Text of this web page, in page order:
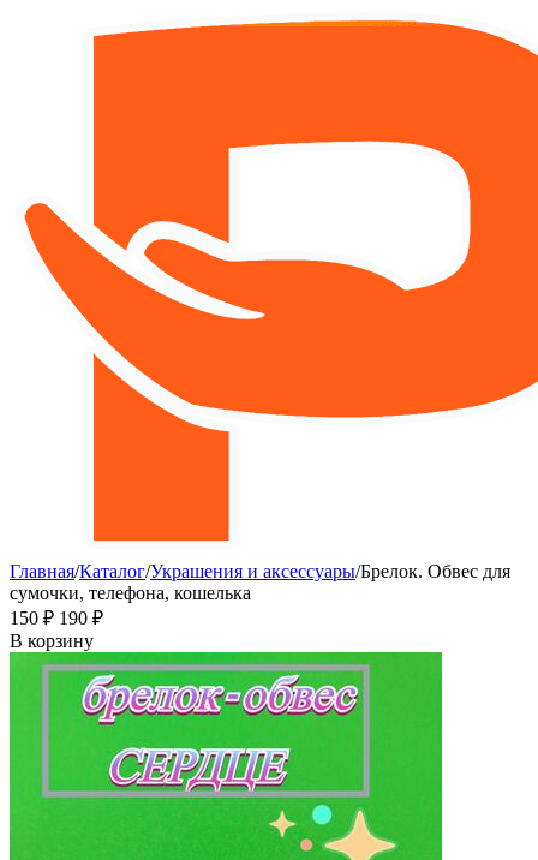
Главная/Каталог/Украшения и аксессуары/Брелок. Обвес для
сумочки, телефона, кошелька
‍150‍ ₽ ‍190‍ ₽
В корзину